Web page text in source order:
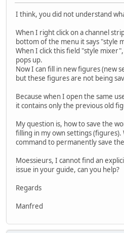
I think, you did not understand
When I right click on a channel
bottom of the menu it says "style
When I click this field "style
pops up.
Now I can fill in new figures (new
but these figures are not being
Because when I open the same
it contains only the previous old
My question is, how to save the
filling in my own settings
command to permanently save
Moessieurs, I cannot find an
issue in your guide, can you help?
Regards
Manfred